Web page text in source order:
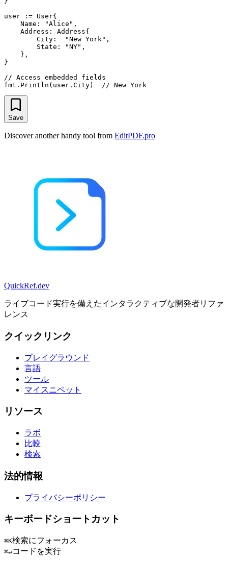
user := User{
    Name: "Alice",
    Address: Address{
        City:  "New York",
        State: "NY",
    },
}
// Access embedded fields
Save
Discover another handy tool from EditPDF.pro
QuickRef.dev
ライブコード実行を備えたインタラクティブな開発者リファ
レンス
クイックリンク
プレイグラウンド
言語
ツール
マイスニペット
リソース
ラボ
比較
検索
法的情報
プライバシーポリシー
キーボードショートカット
⌘K検索にフォーカス
⌘↵コードを実行